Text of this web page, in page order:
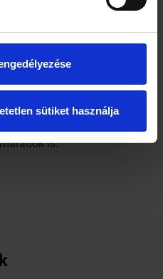
sütiket használja
versenyez Maia
egy kis futásra is
pocak oka), akkor találja
kifesteni, behozni,
és a nagycsaládnak
is.